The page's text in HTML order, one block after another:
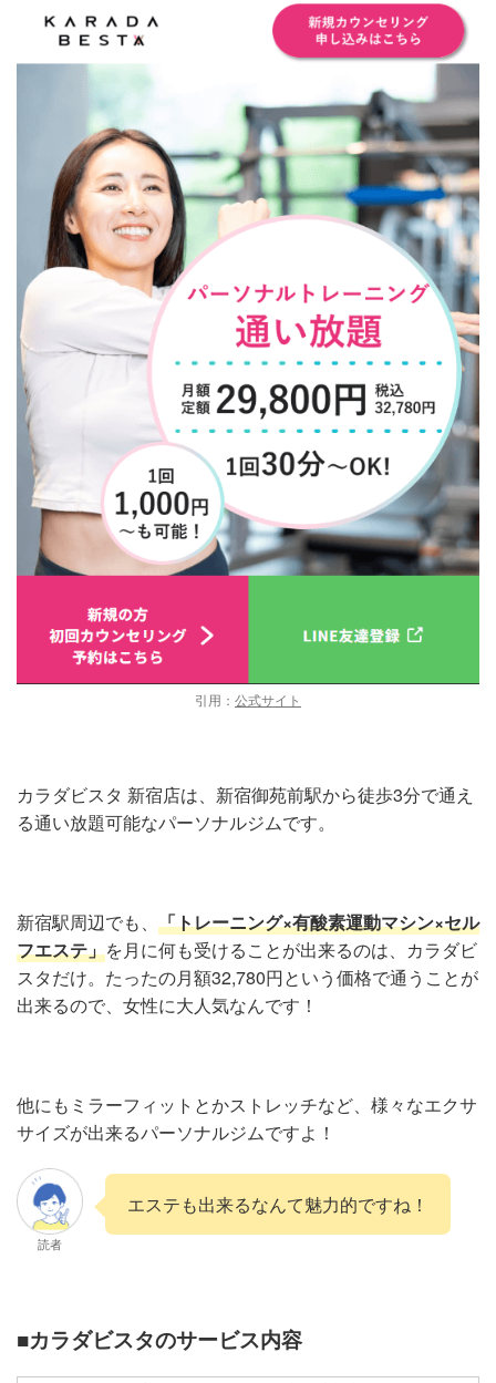
引用： 公式サイト
カラダビスタ 新宿店は、新宿御苑前駅から徒歩3分で通え
る通い放題可能なパーソナルジムです。
新宿駅周辺でも、 「トレーニング×有酸素運動マシン×セル
フエステ」を月に何も受けることが出来るのは、カラダビ
スタだけ。たったの月額32,780円という価格で通うことが
出来るので、女性に大人気なんです！
他にもミラーフィットとかストレッチなど、様々なエクサ
サイズが出来るパーソナルジムですよ！
読者
エステも出来るなんて魅力的ですね！
■カラダビスタのサービス内容